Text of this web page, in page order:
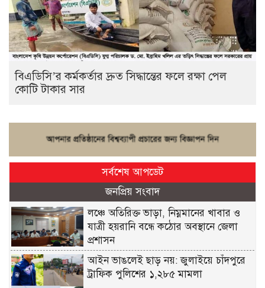
বিএডিসি’র কর্মকর্তার দ্রুত সিদ্ধান্তের ফলে রক্ষা পেল
কোটি টাকার সার
সর্বশেষ আপডেট
জনপ্রিয় সংবাদ
লঞ্চে অতিরিক্ত ভাড়া, নিম্নমানের খাবার ও
যাত্রী হয়রানি বন্ধে কঠোর অবস্থানে জেলা
প্রশাসন
আইন ভাঙলেই ছাড় নয়: জুলাইয়ে চাঁদপুরে
ট্রাফিক পুলিশের ১,২৮৫ মামলা